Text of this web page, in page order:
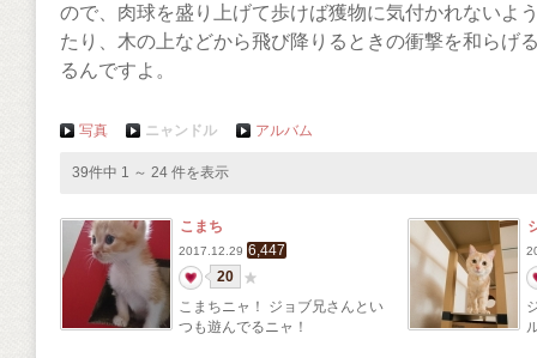
ので、肉球を盛り上げて歩けば獲物に気付かれないよ
たり、木の上などから飛び降りるときの衝撃を和らげ
るんですよ。
写真 ニャンドル アルバム
39件中 1 ～ 24 件を表示
こまち
2017.12.29 6,447
20
こまちニャ！ ジョブ兄さんとい
つも遊んでるニャ！